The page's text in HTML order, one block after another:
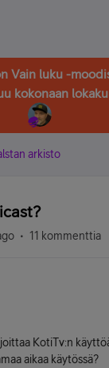
Vain luku -
kokonaan
arkisto
11 kommenttia
KotiTv:n
aikaa käytössä?